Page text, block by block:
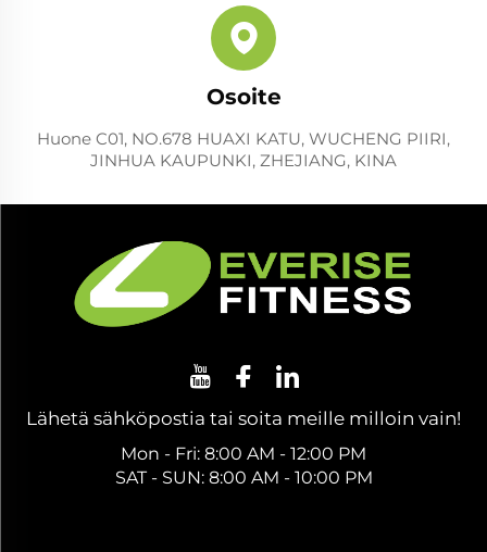
Osoite
Huone C01, NO.678 HUAXI KATU, WUCHENG PIIRI,
JINHUA KAUPUNKI, ZHEJIANG, KINA
Lähetä sähköpostia tai soita meille milloin vain!
Mon - Fri: 8:00 AM - 12:00 PM
SAT - SUN: 8:00 AM - 10:00 PM